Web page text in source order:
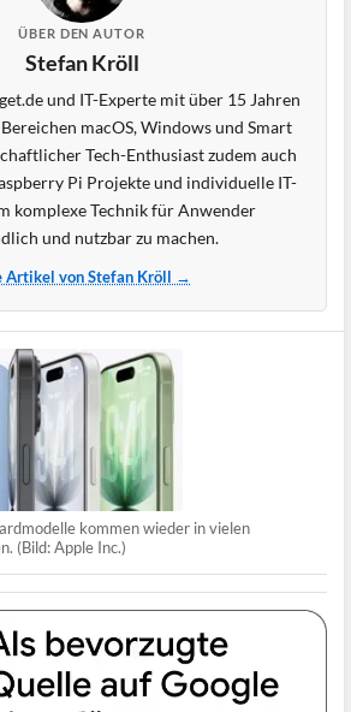
ÜBER DEN AUTOR
Stefan Kröll
und IT-Experte mit über 15 Jahren
macOS, Windows und Smart
Tech-Enthusiast zudem auch
Pi Projekte und individuelle IT-
komplexe Technik für Anwender
und nutzbar zu machen.
Artikel von Stefan Kröll →
kommen wieder in vielen
(Bild: Apple Inc.)